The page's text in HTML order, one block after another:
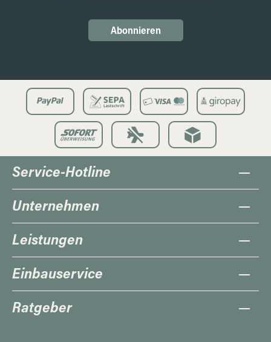
Abonnieren
Service-Hotline
Unternehmen
Leistungen
Einbauservice
Ratgeber